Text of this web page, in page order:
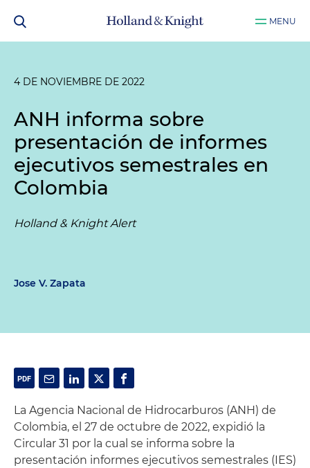
MENU
4 DE NOVIEMBRE DE 2022
ANH informa sobre
presentación de informes
ejecutivos semestrales en
Colombia
Holland & Knight Alert
Jose V. Zapata
La Agencia Nacional de Hidrocarburos (ANH) de
Colombia, el 27 de octubre de 2022, expidió la
Circular 31 por la cual se informa sobre la
presentación informes ejecutivos semestrales (IES)